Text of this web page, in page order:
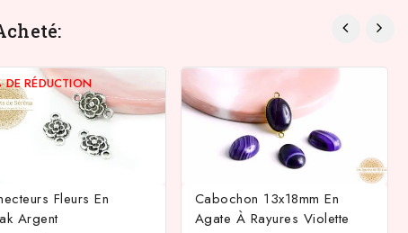
Fleurs En
Argent
DE RÉDUCTION
Cabochon 13x18mm En
Agate À Rayures Violette